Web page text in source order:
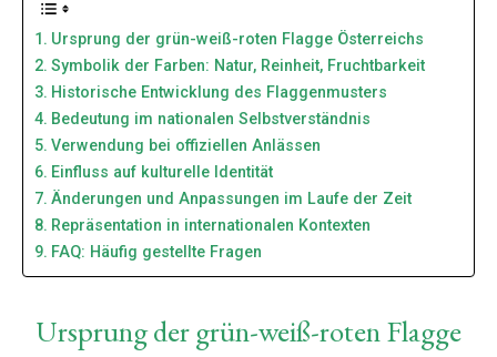
Ursprung der grün-weiß-roten Flagge Österreichs
Symbolik der Farben: Natur, Reinheit, Fruchtbarkeit
Historische Entwicklung des Flaggenmusters
Bedeutung im nationalen Selbstverständnis
Verwendung bei offiziellen Anlässen
Einfluss auf kulturelle Identität
Änderungen und Anpassungen im Laufe der Zeit
Repräsentation in internationalen Kontexten
FAQ: Häufig gestellte Fragen
Ursprung der grün-weiß-roten Flagge